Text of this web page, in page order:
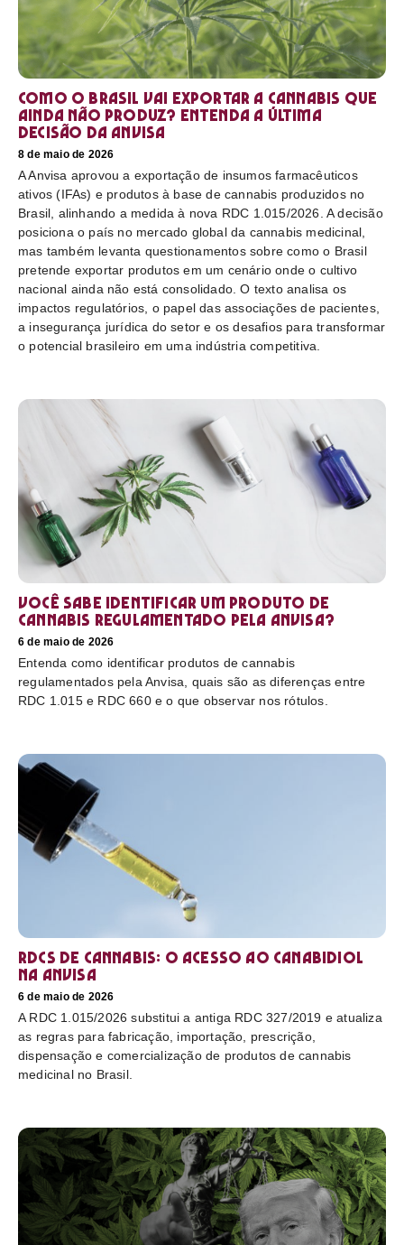
Como o Brasil vai exportar a cannabis que
ainda não produz? Entenda a última
decisão da Anvisa
8 de maio de 2026
A Anvisa aprovou a exportação de insumos farmacêuticos
ativos (IFAs) e produtos à base de cannabis produzidos no
Brasil, alinhando a medida à nova RDC 1.015/2026. A decisão
posiciona o país no mercado global da cannabis medicinal,
mas também levanta questionamentos sobre como o Brasil
pretende exportar produtos em um cenário onde o cultivo
nacional ainda não está consolidado. O texto analisa os
impactos regulatórios, o papel das associações de pacientes,
a insegurança jurídica do setor e os desafios para transformar
o potencial brasileiro em uma indústria competitiva.
Você sabe identificar um produto de
cannabis regulamentado pela Anvisa?
6 de maio de 2026
Entenda como identificar produtos de cannabis
regulamentados pela Anvisa, quais são as diferenças entre
RDC 1.015 e RDC 660 e o que observar nos rótulos.
RDCs de cannabis: o acesso ao canabidiol
na Anvisa
6 de maio de 2026
A RDC 1.015/2026 substitui a antiga RDC 327/2019 e atualiza
as regras para fabricação, importação, prescrição,
dispensação e comercialização de produtos de cannabis
medicinal no Brasil.